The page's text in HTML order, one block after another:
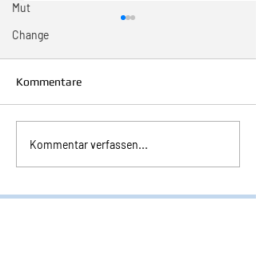
Mut
Change
Kommentare
Kommentar verfassen...